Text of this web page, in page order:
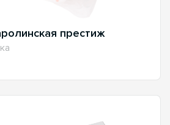
престиж